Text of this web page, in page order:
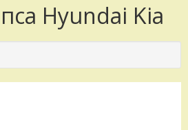
Hyundai Kia